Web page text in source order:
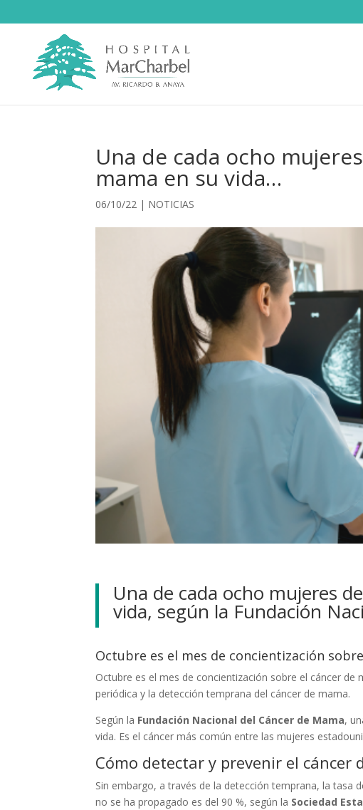
Una de cada ocho
mama en su vida…
06/10/22 | NOTICIAS
Una de cada ocho mujeres
vida, según la Fundación
Octubre es el mes de concientización
Octubre es el mes de concientización sobre el cáncer
periódica y la detección temprana del cáncer de mama.
Según la Fundación Nacional del Cáncer de Mama,
vida. Es el cáncer más común entre las mujeres
Cómo detectar y prevenir el cáncer
Sin embargo, a través de la detección temprana, la tasa
no se ha propagado es del 90 %, según la Sociedad